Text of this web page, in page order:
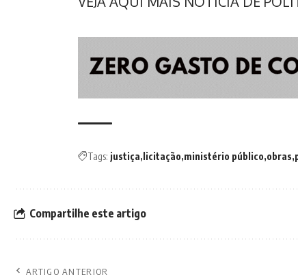
Tags: justiça licitação ministério público obras
Compartilhe este artigo
ARTIGO ANTERIOR